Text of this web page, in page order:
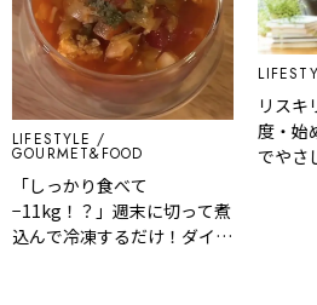
LIFESTYLE
GOURMET&FOOD
「しっかり食べて
−11kg！？」週末に切って煮
込んで冷凍するだけ！ダイエ
LIFESTYLE
リスキ
度・始
でやさし